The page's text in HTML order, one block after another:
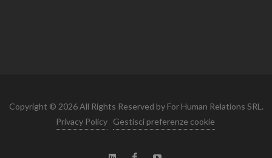
Copyright © 2026 All Rights Reserved by For Human Relations SRL.
Privacy Policy
Gestisci preferenze cookie